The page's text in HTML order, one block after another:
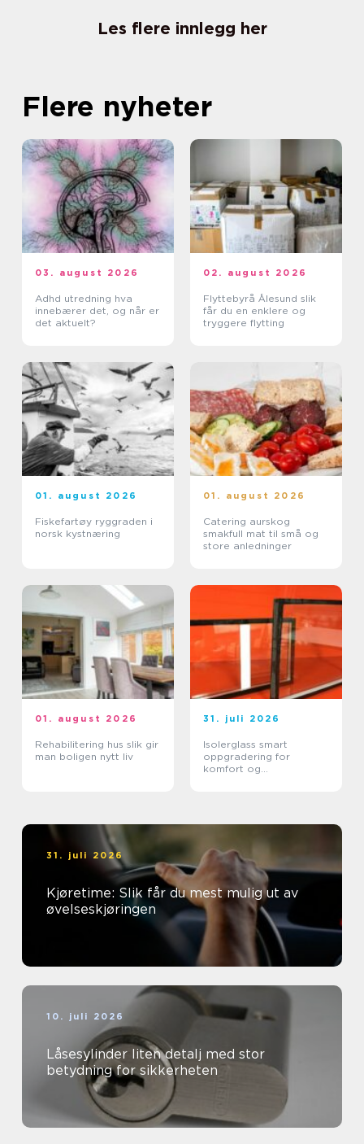
Les flere innlegg her
Flere nyheter
03. august 2026
Adhd utredning hva
innebærer det, og når er
det aktuelt?
02. august 2026
Flyttebyrå Ålesund slik
får du en enklere og
tryggere flytting
01. august 2026
Fiskefartøy ryggraden i
norsk kystnæring
01. august 2026
Catering aurskog
smakfull mat til små og
store anledninger
01. august 2026
Rehabilitering hus slik gir
man boligen nytt liv
31. juli 2026
Isolerglass smart
oppgradering for
komfort og
31. juli 2026
Kjøretime: Slik får du mest mulig ut av
øvelseskjøringen
10. juli 2026
Låsesylinder liten detalj med stor
betydning for sikkerheten